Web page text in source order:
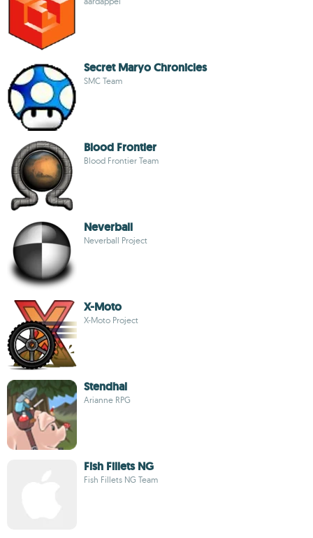
Secret Maryo Chronicles
SMC Team
Blood Frontier
Blood Frontier Team
Neverball
Neverball Project
X-Moto
X-Moto Project
Stendhal
Arianne RPG
Fish Fillets NG
Fish Fillets NG Team